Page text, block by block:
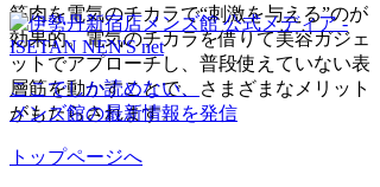
筋肉を電気のチカラで“刺激を与える”のが
効果的。電気のチカラを借りて美容ガジェ
ットでアプローチし、普段使えていない表
層筋を動かすことで、さまざまなメリット
がもたらされます。
ここでしか読めない、
メンズ館の最新情報を発信
トップページへ